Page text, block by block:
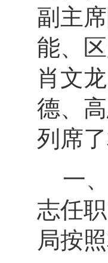
副主
能、
肖文
德、
列席
一
志任
局按